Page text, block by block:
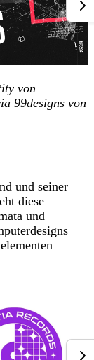
von
99designs von
und seiner
diese
und